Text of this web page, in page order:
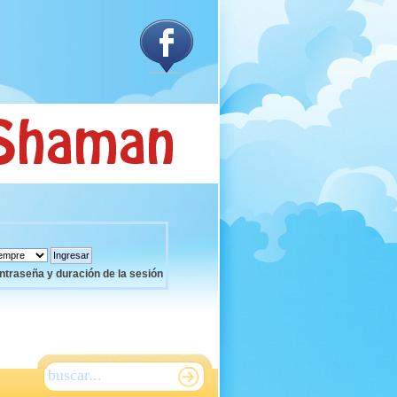
y duración de la sesión